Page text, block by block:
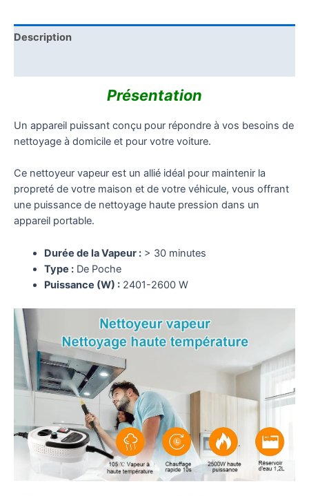
Description
Présentation
Un appareil puissant conçu pour répondre à vos besoins de
nettoyage à domicile et pour votre voiture.
Ce nettoyeur vapeur est un allié idéal pour maintenir la
propreté de votre maison et de votre véhicule, vous offrant
une puissance de nettoyage haute pression dans un
appareil portable.
Durée de la Vapeur :> 30 minutes
Type :De Poche
Puissance (W) :2401-2600 W